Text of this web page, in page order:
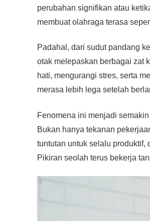
k
perubahan signifikan atau
membuat olahraga terasa
Padahal, dari sudut pandang
otak melepaskan berbagai zat
hati, mengurangi stres, serta
merasa lebih lega setelah
Fenomena ini menjadi
Bukan hanya tekanan
tuntutan untuk selalu
Pikiran seolah terus bekerja